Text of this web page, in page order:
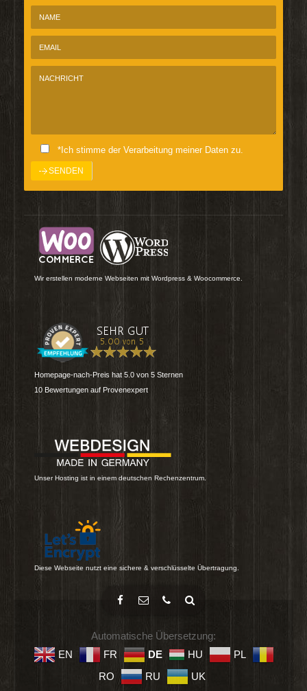
*Ich stimme der Verarbeitung meiner Daten zu.
Wir erstellen moderne Webseiten mit Wordpress & Woocommerce.
Homepage-nach-Preis hat 5.0 von 5 Sternen
10 Bewertungen auf Provenexpert
Unser Hosting ist in einem deutschen Rechenzentrum.
Diese Webseite nutzt eine sichere & verschlüsselte Übertragung.
Automatische Übersetzung:
EN
FR DE HU
PL
RO
RU UK